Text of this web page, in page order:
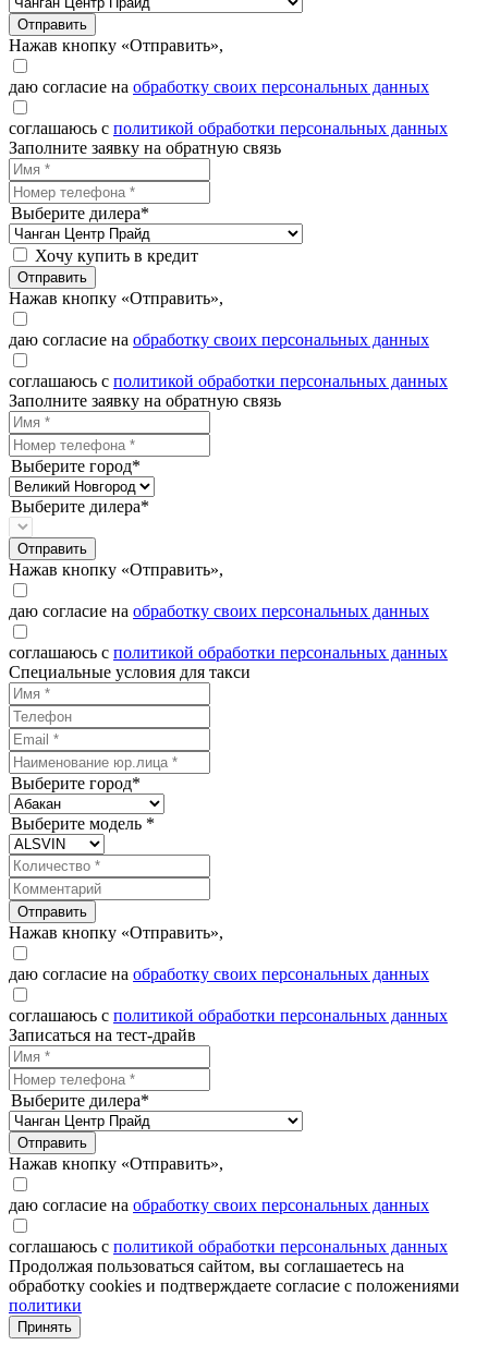
Отправить
Нажав кнопку «Отправить»,
даю согласие на обработку своих персональных данных
соглашаюсь с политикой обработки персональных данных
Заполните заявку на обратную связь
Выберите дилера*
Хочу купить в кредит
Отправить
Нажав кнопку «Отправить»,
даю согласие на обработку своих персональных данных
соглашаюсь с политикой обработки персональных данных
Заполните заявку на обратную связь
Выберите город*
Выберите дилера*
Отправить
Нажав кнопку «Отправить»,
даю согласие на обработку своих персональных данных
соглашаюсь с политикой обработки персональных данных
Специальные условия для такси
Выберите город*
Выберите модель *
Отправить
Нажав кнопку «Отправить»,
даю согласие на обработку своих персональных данных
соглашаюсь с политикой обработки персональных данных
Записаться на тест-драйв
Выберите дилера*
Отправить
Нажав кнопку «Отправить»,
даю согласие на обработку своих персональных данных
соглашаюсь с политикой обработки персональных данных
Продолжая пользоваться сайтом, вы соглашаетесь на
обработку cookies и подтверждаете согласие с положениями
политики
Принять